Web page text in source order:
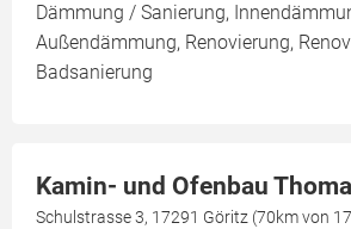
Dämmung / Sanierung,
Außendämmung, Renovierung,
Badsanierung
Kamin- und Ofenbau
Schulstrasse 3, 17291 Göritz (70km von